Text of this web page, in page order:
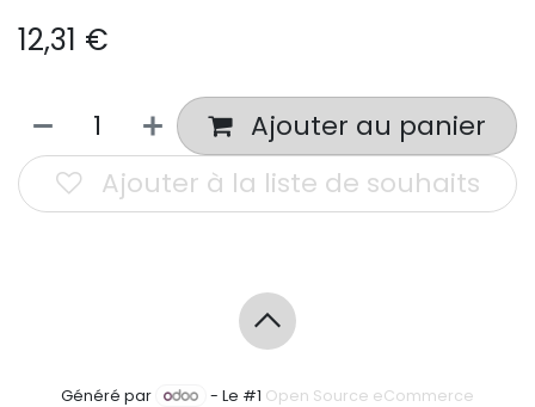
12,31 €
Ajouter au panier
Ajouter à la liste de souhaits
Généré par - Le #1 Open Source eCommerce